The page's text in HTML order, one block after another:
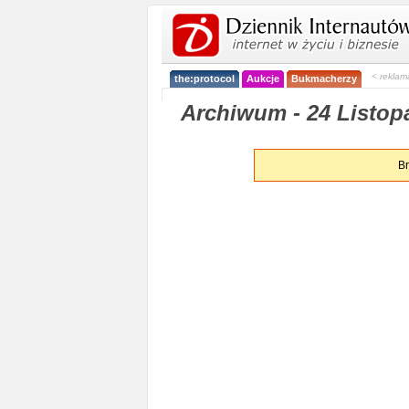
the:protocol Aukcje Bukmacherzy <
Archiwum - 24